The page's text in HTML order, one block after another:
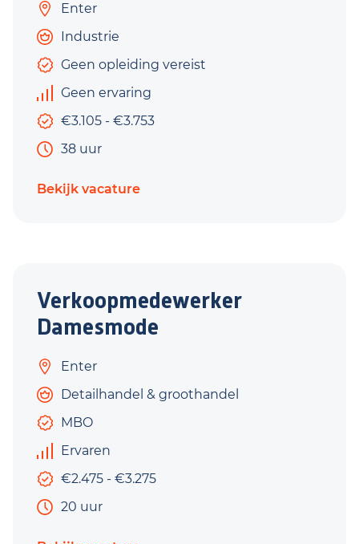
Enter
Industrie
Geen opleiding vereist
Geen ervaring
€3.105 - €3.753
38 uur
Bekijk vacature
Verkoopmedewerker
Damesmode
Enter
Detailhandel & groothandel
MBO
Ervaren
€2.475 - €3.275
20 uur